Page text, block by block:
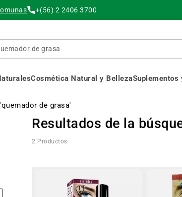
+(56) 2 2406 3700
Cosmética Natural y BellezaSuplementos
de grasa'
Resultados de la
2 Productos